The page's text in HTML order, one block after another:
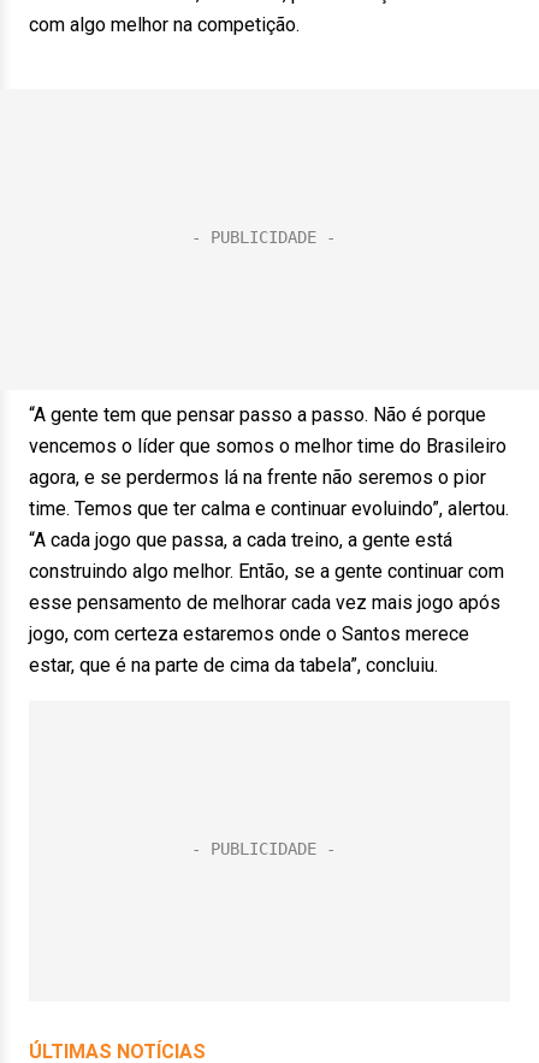
com algo melhor na competição.
“A gente tem que pensar passo a passo. Não é porque
vencemos o líder que somos o melhor time do Brasileiro
agora, e se perdermos lá na frente não seremos o pior
time. Temos que ter calma e continuar evoluindo”, alertou.
“A cada jogo que passa, a cada treino, a gente está
construindo algo melhor. Então, se a gente continuar com
esse pensamento de melhorar cada vez mais jogo após
jogo, com certeza estaremos onde o Santos merece
estar, que é na parte de cima da tabela”, concluiu.